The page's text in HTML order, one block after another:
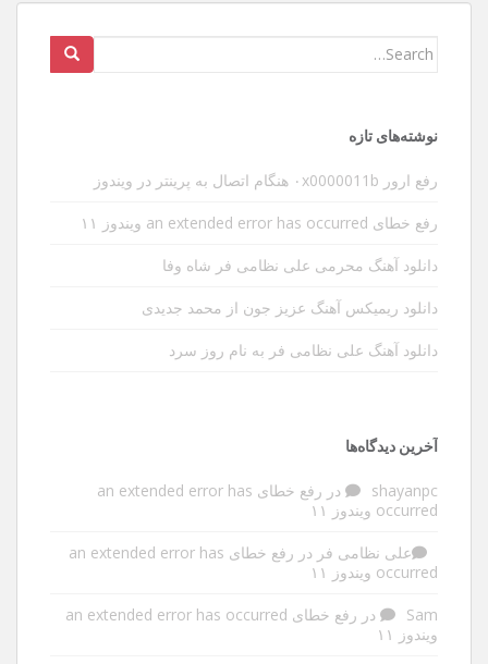
Search
نوشته‌های تازه
رفع ارور ۰x0000011b هنگام اتصال به پرینتر در ویندوز
رفع خطای an extended error has occurred ویندوز ۱۱
دانلود آهنگ محرمی علی نظامی فر شاه وفا
دانلود ریمیکس آهنگ عزیز جون از محمد جدیدی
دانلود آهنگ علی نظامی فر به نام روز سرد
آخرین دیدگاه‌ها
shayanpc در
رفع خطای an extended error has
occurred ویندوز ۱۱
علی نظامی فر در
رفع خطای an extended error has
occurred ویندوز ۱۱
Sam در
رفع خطای an extended error has occurred
ویندوز ۱۱